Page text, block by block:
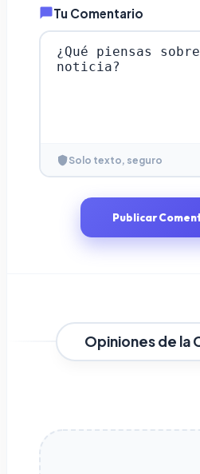
Tu Comentario
Solo texto, seguro
Publicar
Opiniones de la